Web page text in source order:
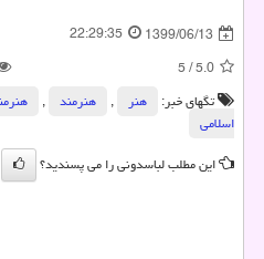
1399/06/13
22:29:35
5.0
/
5
تگهای خبر:
هنر , هنرمند ,
اسلامی
این مطلب لباسدونی را می پسندید؟